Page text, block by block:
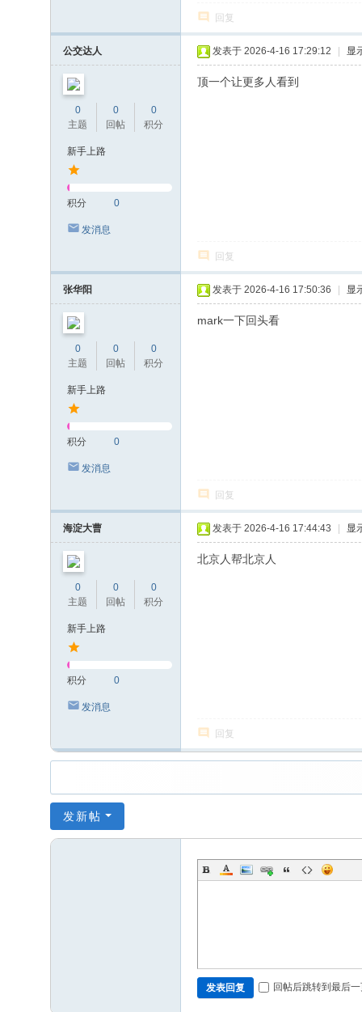
回复
公交达人
0
主题
0
回帖
0
积分
新手上路
积分 0
发消息
发表于 2026-4-16 17:29:12 显
顶一个让更多人看到
回复
张华阳
0
主题
0
回帖
0
积分
新手上路
积分 0
发消息
发表于 2026-4-16 17:50:36 显
mark一下回头看
回复
海淀大曹
0
主题
0
回帖
0
积分
新手上路
积分 0
发消息
发表于 2026-4-16 17:44:43 显
北京人帮北京人
回复
发新帖
发表回复 回帖后跳转到最后